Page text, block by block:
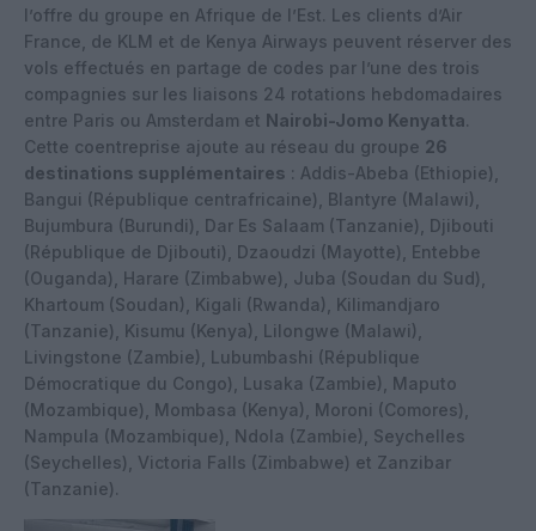
l’offre du groupe en Afrique de l’Est. Les clients d’Air
France, de KLM et de Kenya Airways peuvent réserver des
vols effectués en partage de codes par l’une des trois
compagnies sur les liaisons 24 rotations hebdomadaires
entre Paris ou Amsterdam et Nairobi-Jomo Kenyatta.
Cette coentreprise ajoute au réseau du groupe 26
destinations supplémentaires : Addis-Abeba (Ethiopie),
Bangui (République centrafricaine), Blantyre (Malawi),
Bujumbura (Burundi), Dar Es Salaam (Tanzanie), Djibouti
(République de Djibouti), Dzaoudzi (Mayotte), Entebbe
(Ouganda), Harare (Zimbabwe), Juba (Soudan du Sud),
Khartoum (Soudan), Kigali (Rwanda), Kilimandjaro
(Tanzanie), Kisumu (Kenya), Lilongwe (Malawi),
Livingstone (Zambie), Lubumbashi (République
Démocratique du Congo), Lusaka (Zambie), Maputo
(Mozambique), Mombasa (Kenya), Moroni (Comores),
Nampula (Mozambique), Ndola (Zambie), Seychelles
(Seychelles), Victoria Falls (Zimbabwe) et Zanzibar
(Tanzanie).